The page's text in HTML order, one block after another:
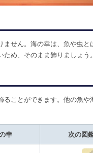
ません。海の幸は、魚や虫と
め、そのまま飾りましょう。
ることができます。他の魚や
幸 次の図